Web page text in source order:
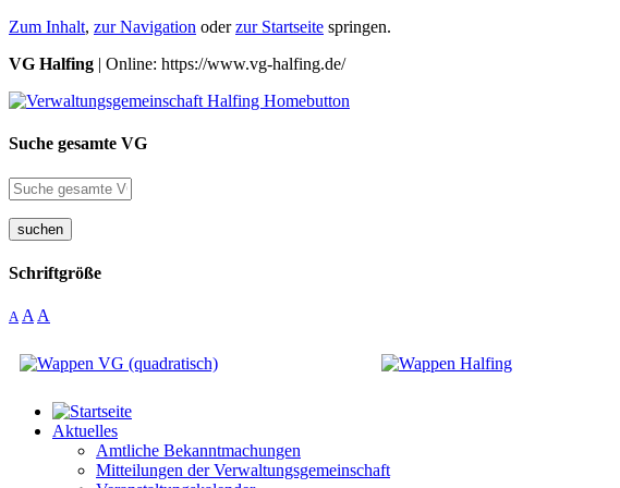
Zum Inhalt, zur Navigation oderzur Startseite springen.
VG Halfing | Online: https://www.vg-halfing.de/
Suche gesamte VG
suchen
Schriftgröße
A A A
Aktuelles
Amtliche Bekanntmachungen
Mitteilungen der Verwaltungsgemeinschaft